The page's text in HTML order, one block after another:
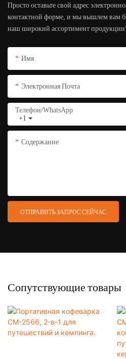
Просто оставьте свой адрес
контактной форме, и мы вышлем вам
наш широкий ассортимент продукции!
Имя
Электронная Почта
+1
Телефон/WhatsApp
Содержание
ОТПРАВИТЬ ЗАПРОС СЕЙЧАС
Сопутствующие товары